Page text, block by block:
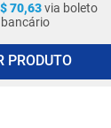
70,63via boleto
bancário
PRODUTO